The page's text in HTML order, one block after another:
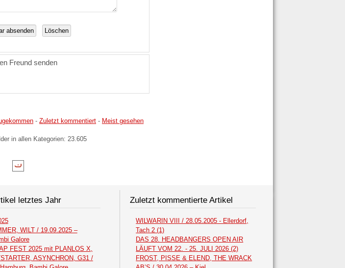
Freund senden
-Zuletzt kommentiert - Meist gesehen
in allen Kategorien: 23.605
letztes Jahr
WILT / 19.09.2025 –
Galore
FEST 2025 mit PLANLOS X,
ASYNCHRON, G31 /
Zuletzt kommentierte Artikel
WILWARIN VIII / 28.05.2005 - Ellerdorf,
Tach 2 (1)
DAS 28. HEADBANGERS OPEN AIR
LÄUFT VOM 22. - 25. JULI 2026 (2)
FROST, PISSE & ELEND, THE WRACK